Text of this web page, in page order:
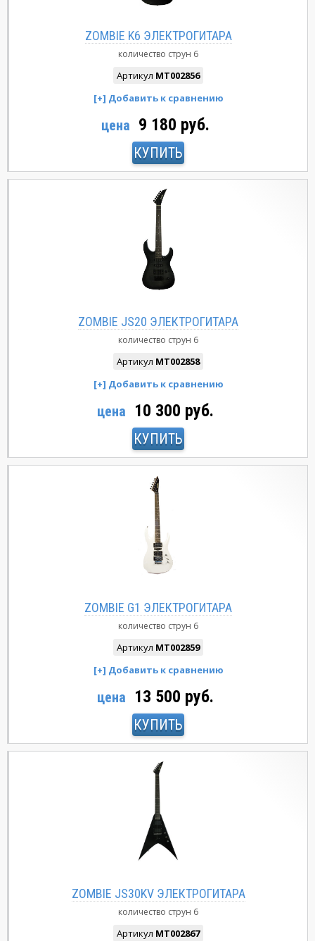
ZOMBIE K6 ЭЛЕКТРОГИТАРА
количество струн 6
Артикул MT002856
цена 9 180 руб.
КУПИТЬ
ZOMBIE JS20 ЭЛЕКТРОГИТАРА
количество струн 6
Артикул MT002858
цена 10 300 руб.
КУПИТЬ
ZOMBIE G1 ЭЛЕКТРОГИТАРА
количество струн 6
Артикул MT002859
цена 13 500 руб.
КУПИТЬ
ZOMBIE JS30KV ЭЛЕКТРОГИТАРА
количество струн 6
Артикул MT002867